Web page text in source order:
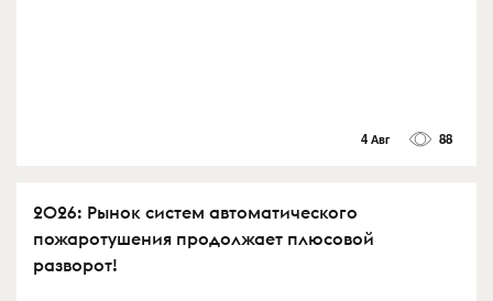
4 Авг 88
2026: Рынок систем автоматического
пожаротушения продолжает плюсовой
разворот!